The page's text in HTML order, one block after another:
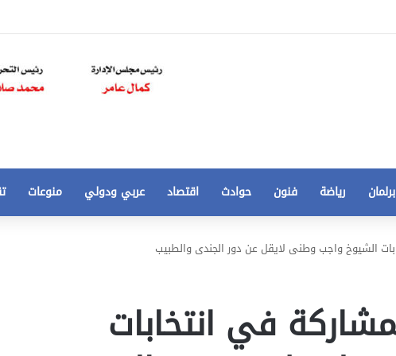
رياضة فنون حوادث اقتصاد عربي ودولي منوعات
الشيوخ واجب وطنى لايقل عن دور الجندى والطبيب
في انتخاباتأزمة مخالفات
تخفيض
الي
21 أغسطس، 2020